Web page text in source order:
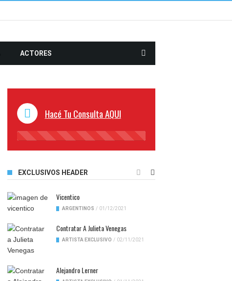
ACTORES
Hacé Tu Consulta AQUI
45%
EXCLUSIVOS HEADER
Vicentico
ARGENTINOS / 01/12/2021
Contratar A Julieta Venegas
ARTISTA EXCLUSIVO / 02/11/2021
Alejandro Lerner